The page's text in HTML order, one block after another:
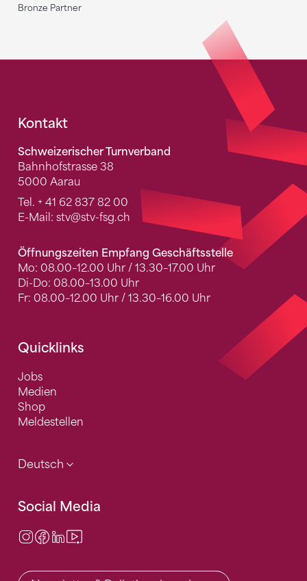
Bronze Partner
Fusszeile
Kontakt
Schweizerischer Turnverband
Bahnhofstrasse 38
5000 Aarau
Tel. + 41 62 837 82 00
E-Mail: stv@stv-fsg.ch
Öffnungszeiten Empfang Geschäftsstelle
Mo: 08.00–12.00 Uhr / 13.30–17.00 Uhr
Di-Do: 08.00–13.00 Uhr
Fr: 08.00–12.00 Uhr / 13.30–16.00 Uhr
Quicklinks
Jobs
Medien
Shop
Meldestellen
Deutsch
Social Media
Instagram
Facebook
LinkedIn